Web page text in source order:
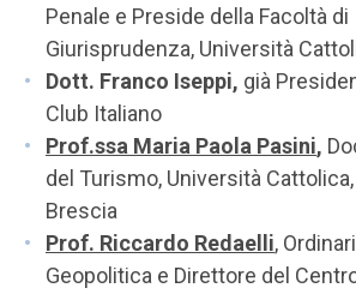
Penale e Preside della Facoltà di
Giurisprudenza, Università
Dott. Franco Iseppi, già
Club Italiano
Prof.ssa Maria Paola Pasini,
del Turismo, Università
Brescia
Prof. Riccardo Redaelli,
Geopolitica e Direttore del